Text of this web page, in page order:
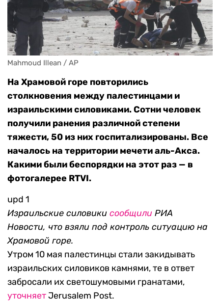
Mahmoud Illean / AP
На Храмовой горе повторились
столкновения между палестинцами и
израильскими силовиками. Сотни человек
получили ранения различной степени
тяжести, 50 из них госпитализированы. Все
началось на территории мечети аль-Акса.
Какими были беспорядки на этот раз — в
фотогалерее RTVI.
upd 1
Израильские силовики сообщили РИА
Новости, что взяли под контроль ситуацию на
Храмовой горе.
Утром 10 мая палестинцы стали закидывать
израильских силовиков камнями, те в ответ
забросали их светошумовыми гранатами,
уточняетJerusalem Post.